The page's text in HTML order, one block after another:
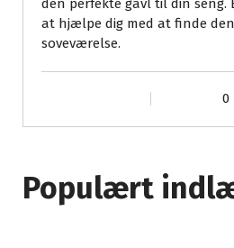
den perfekte gavl til din seng.
at hjælpe dig med at finde
soveværelse.
0
Populært